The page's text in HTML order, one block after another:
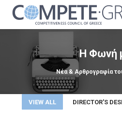
Η Φωνή
Νέα & Αρθρογραφία
You are
VIEW ALL DIRECTOR'S